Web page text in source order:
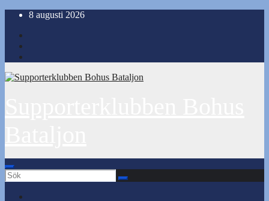
Hoppa
innehåll
8 augusti 2026